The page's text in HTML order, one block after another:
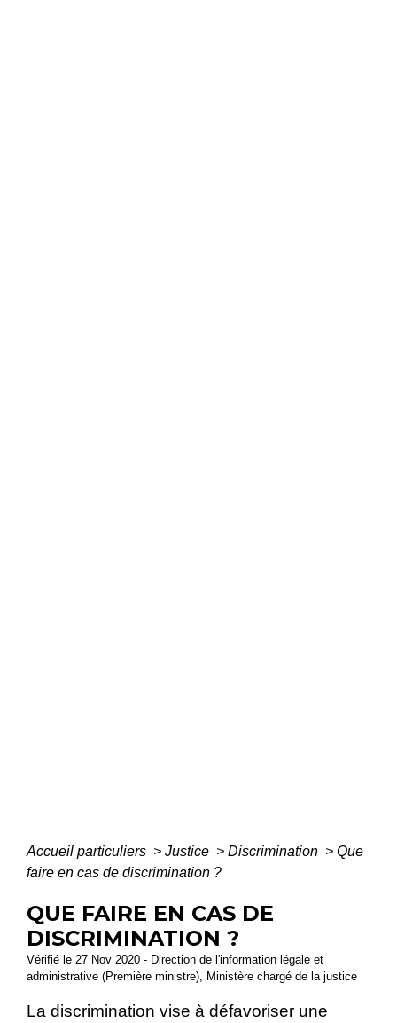
Accueil particuliers > Justice > Discrimination > Que
faire en cas de discrimination ?
QUE FAIRE EN CAS DE
DISCRIMINATION ?
Vérifié le 27 Nov 2020 - Direction de l'information légale et
administrative (Première ministre), Ministère chargé de la justice
La discrimination vise à défavoriser une